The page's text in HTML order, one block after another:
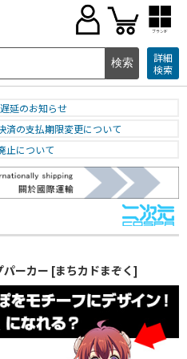
ブランド
詳細
検索
延のお知らせ
済の支払期限変更について
止について
ーカー [まちカドまぞく]